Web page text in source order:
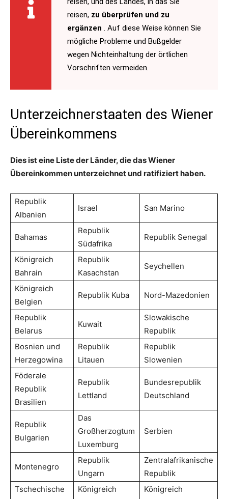
reisen, zu überprüfen und zu
ergänzen. Auf diese Weise können Sie
mögliche Probleme und Bußgelder
wegen Nichteinhaltung der örtlichen
Vorschriften vermeiden.
Unterzeichnerstaaten des Wiener
Übereinkommens
Dies ist eine Liste der Länder, die das Wiener
Übereinkommen unterzeichnet und ratifiziert haben.
Republik
Albanien
Israel San Marino
Bahamas
Republik
Südafrika
Republik Senegal
Königreich
Bahrain
Republik
Kasachstan
Seychellen
Königreich
Belgien
Republik Kuba Nord-Mazedonien
Republik
Belarus
Kuwait
Slowakische
Republik
Bosnien und
Herzegowina
Republik
Litauen
Republik
Slowenien
Föderale
Republik
Brasilien
Republik
Lettland
Bundesrepublik
Deutschland
Republik
Bulgarien
Das
Großherzogtum
Luxemburg
Serbien
Montenegro
Republik
Ungarn
Zentralafrikanische
Republik
Tschechische
Königreich
Königreich